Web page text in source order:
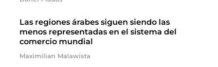
Las regiones árabes siguen siendo las
menos representadas en el sistema del
comercio mundial
Maximilian Malawista